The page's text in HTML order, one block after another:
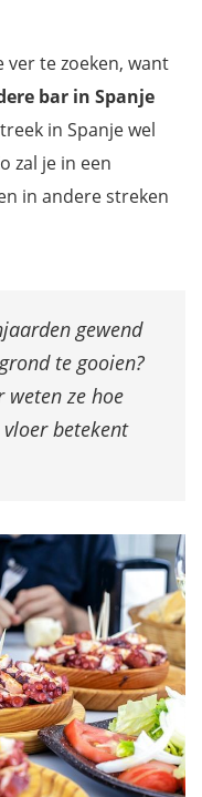
ver te zoeken, want
bar in Spanje
in Spanje wel
zal je in een
in andere streken
gewend
te gooien?
ze hoe
betekent